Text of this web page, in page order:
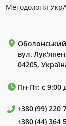
Методологія
Оболонський
вул.
04205,
Пн-Пт: с 9:00
+380 (99) 220
+380 (44) 364